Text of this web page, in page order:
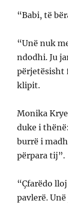
“Babi, të
“Unë nuk
ndodhi. Ju
përjetësisht
klipit.
Monika
duke i
burrë i
përpara tij”.
“Çfarëdo
pavlerë.